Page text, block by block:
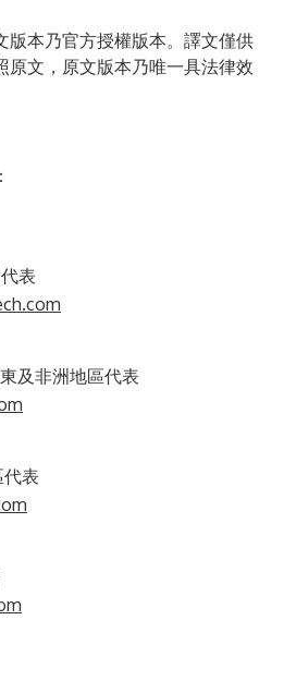
版本乃官方授權版本。譯文僅供
原文，原文版本乃唯一具法律效
表
及非洲地區代表
代表